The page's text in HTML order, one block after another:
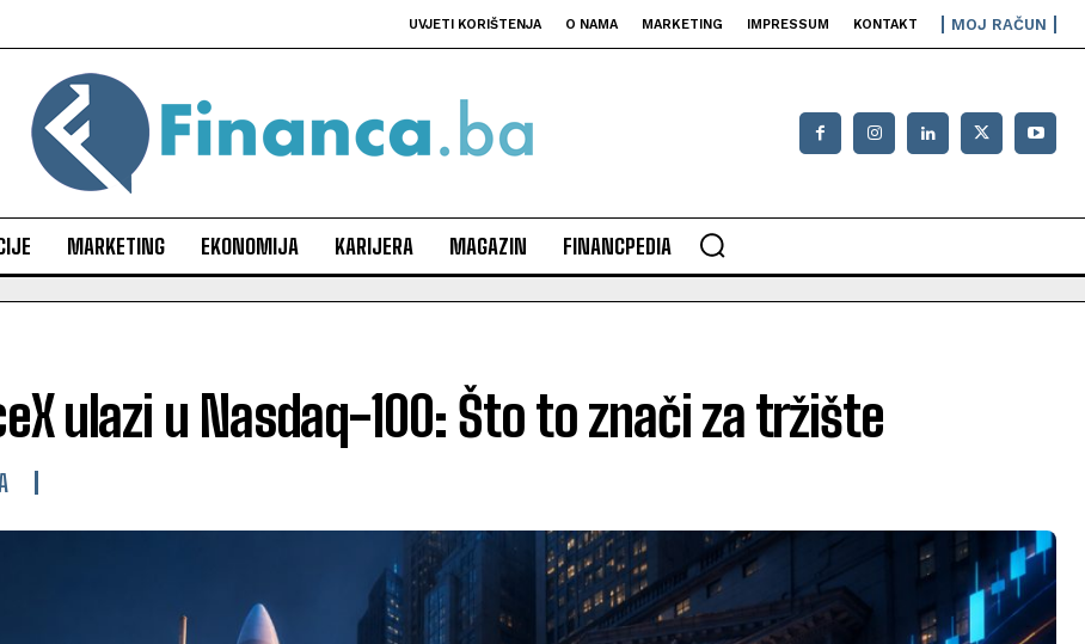
UVJETI KORIŠTENJA O NAMA MARKETING IMPRESSUM KONTAKT MOJ RAČUN
MARKETING EKONOMIJA KARIJERA MAGAZIN FINANCPEDIA
ulazi u Nasdaq-100: Što to znači za tržište